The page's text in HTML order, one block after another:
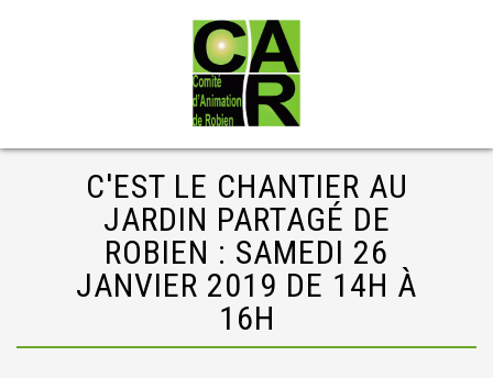
C'EST LE CHANTIER AU
JARDIN PARTAGÉ DE
ROBIEN : SAMEDI 26
JANVIER 2019 DE 14H À
16H